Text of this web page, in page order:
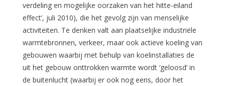
verdeling en mogelijke oorzaken van het hitte-eiland
effect’, juli 2010), die het gevolg zijn van menselijke
activiteiten. Te denken valt aan plaatselijke industriële
warmtebronnen, verkeer, maar ook actieve koeling van
gebouwen waarbij met behulp van koelinstallaties de
uit het gebouw onttrokken warmte wordt ‘geloosd’ in
de buitenlucht (waarbij er ook nog eens, door het